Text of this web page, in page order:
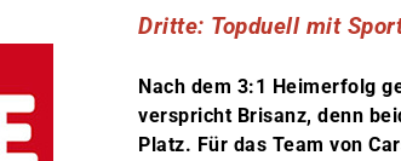
Dritte: Topduell mit
Nach dem 3:1 Heimerfolg
verspricht Brisanz, denn
Platz. Für das Team von